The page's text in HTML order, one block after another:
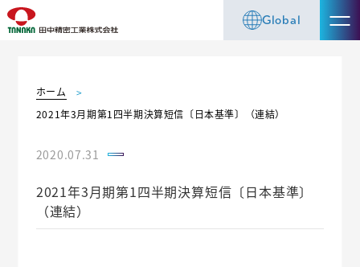
Global
ホーム
2021年3月期第1四半期決算短信〔日本基準〕（連結）
2020.07.31
2021年3月期第1四半期決算短信〔日本基準〕
（連結）